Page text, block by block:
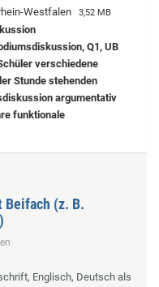
Westfalen 3,52 MB
Q1, UB
verschiedene
Stunde stehenden
argumentativ
funktionale
(z. B.
Englisch, Deutsch als